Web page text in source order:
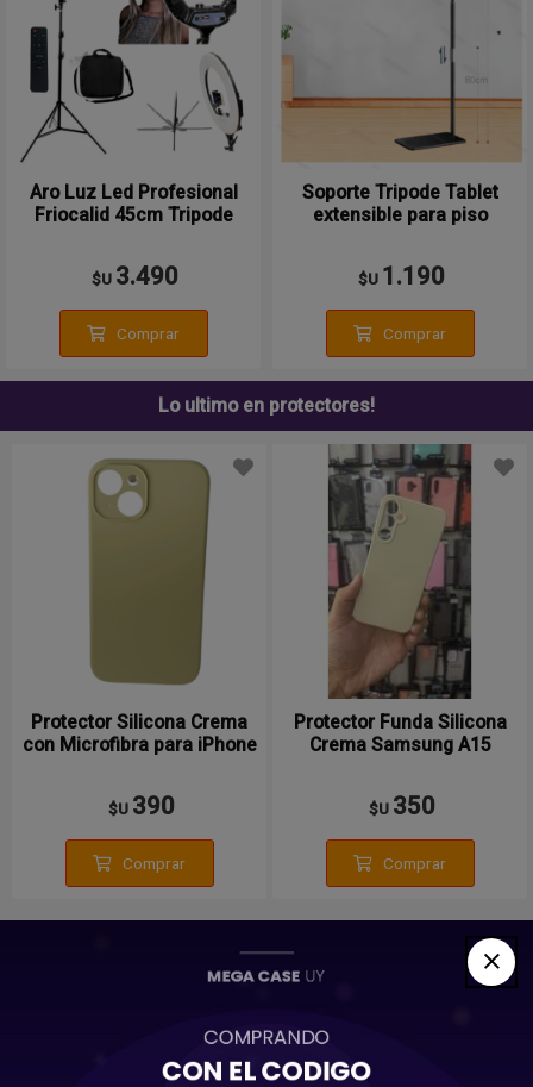
Aro Luz Led Profesional
Friocalid 45cm Tripode
$U 3.490
Comprar
Soporte Tripode Tablet
extensible para piso
$U 1.190
Comprar
Lo ultimo en protectores!
Protector Silicona Crema
con Microfibra para iPhone
$U 390
Comprar
Protector Funda Silicona
Crema Samsung A15
$U 350
Comprar